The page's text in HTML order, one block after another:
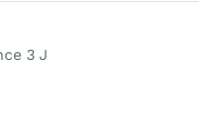
3 J